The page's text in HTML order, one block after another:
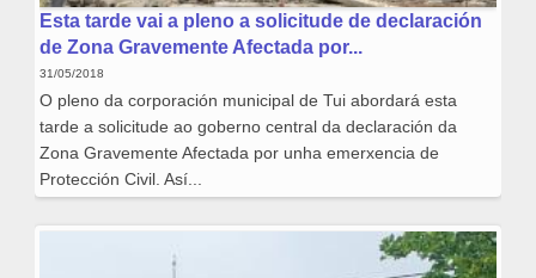
Esta tarde vai a pleno a solicitude de declaración
de Zona Gravemente Afectada por...
31/05/2018
O pleno da corporación municipal de Tui abordará esta
tarde a solicitude ao goberno central da declaración da
Zona Gravemente Afectada por unha emerxencia de
Protección Civil. Así...